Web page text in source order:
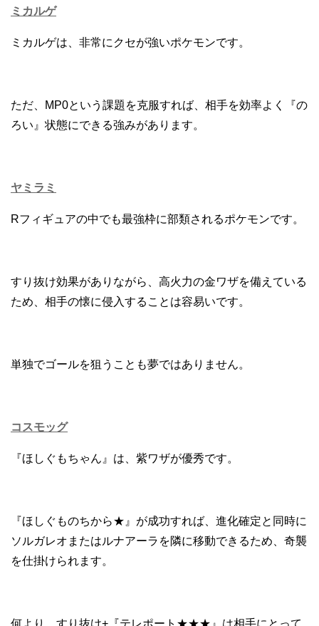
ミカルゲ
ミカルゲは、非常にクセが強いポケモンです。
ただ、MP0という課題を克服すれば、相手を効率よく『の
ろい』状態にできる強みがあります。
ヤミラミ
Rフィギュアの中でも最強枠に部類されるポケモンです。
すり抜け効果がありながら、高火力の金ワザを備えている
ため、相手の懐に侵入することは容易いです。
単独でゴールを狙うことも夢ではありません。
コスモッグ
『ほしぐもちゃん』は、紫ワザが優秀です。
『ほしぐものちから★』が成功すれば、進化確定と同時に
ソルガレオまたはルナアーラを隣に移動できるため、奇襲
を仕掛けられます。